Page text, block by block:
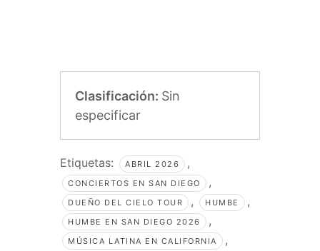
Clasificación: Sin
especificar
Etiquetas: ABRIL 2026 ,
CONCIERTOS EN SAN DIEGO ,
DUEÑO DEL CIELO TOUR , HUMBE ,
HUMBE EN SAN DIEGO 2026 ,
MÚSICA LATINA EN CALIFORNIA ,